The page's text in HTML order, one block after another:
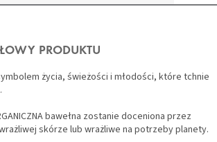
PRODUKTU
życia, świeżości i młodości, które tchnie
bawełna zostanie doceniona przez
skórze lub wrażliwe na potrzeby planety.